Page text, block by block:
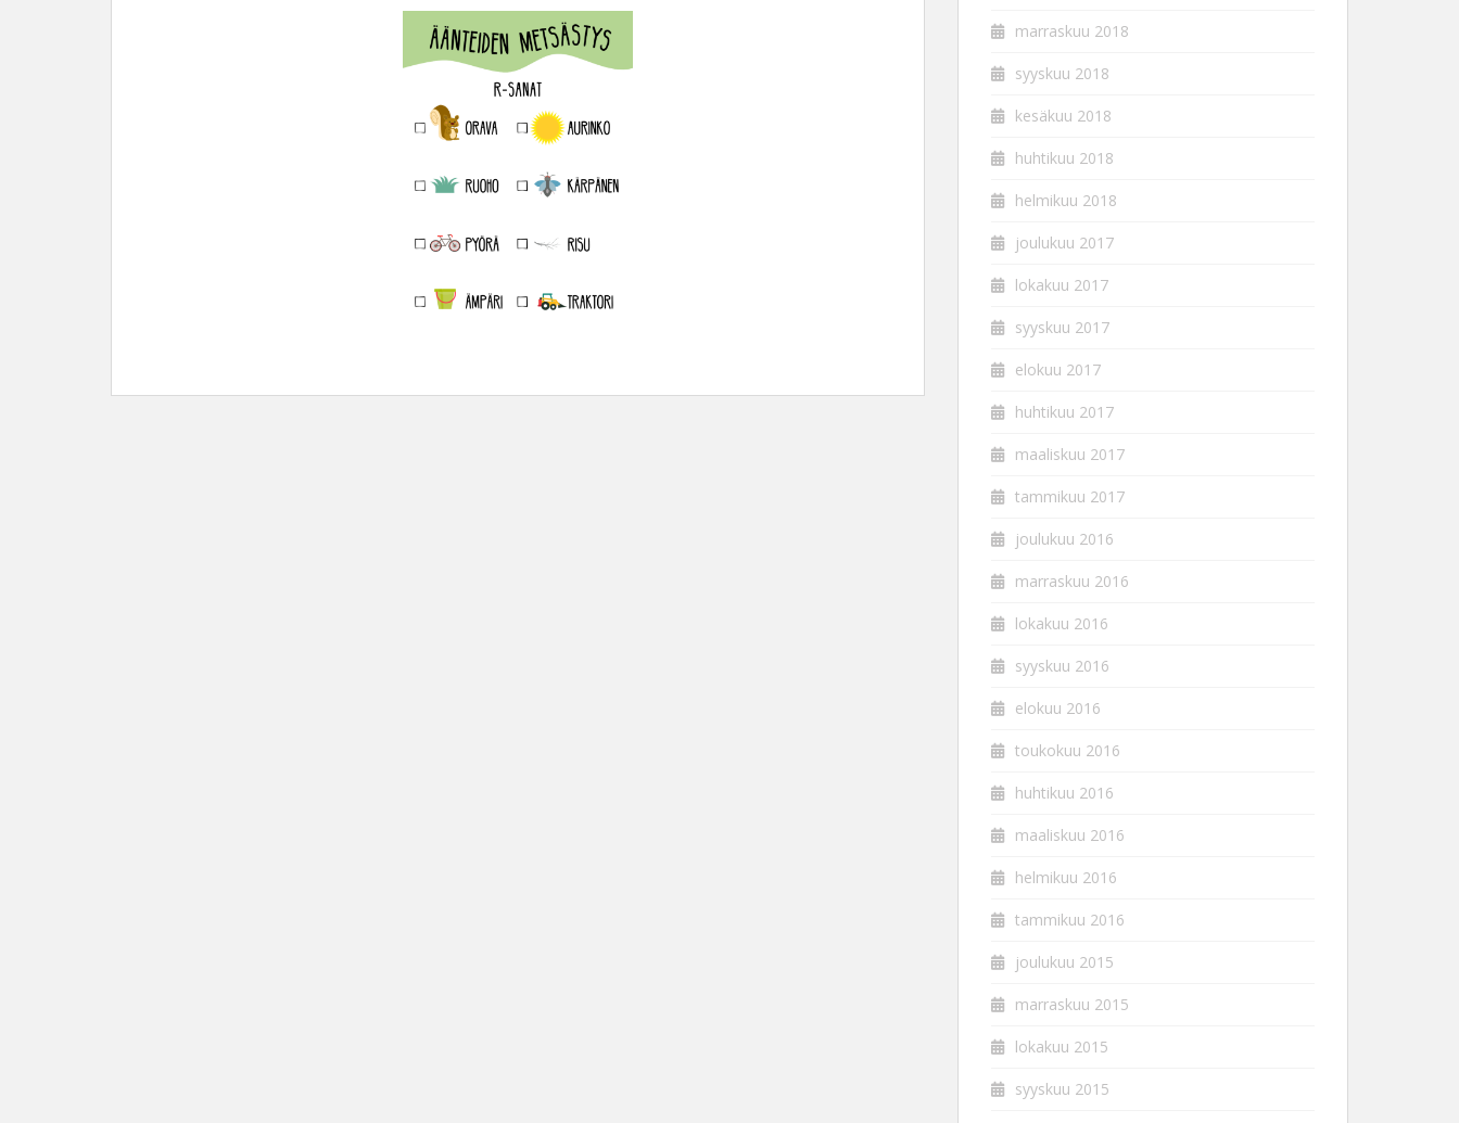
marraskuu 2018
syyskuu 2018
kesäkuu 2018
huhtikuu 2018
helmikuu 2018
joulukuu 2017
lokakuu 2017
syyskuu 2017
elokuu 2017
huhtikuu 2017
maaliskuu 2017
tammikuu 2017
joulukuu 2016
marraskuu 2016
lokakuu 2016
syyskuu 2016
elokuu 2016
toukokuu 2016
huhtikuu 2016
maaliskuu 2016
helmikuu 2016
tammikuu 2016
joulukuu 2015
marraskuu 2015
lokakuu 2015
syyskuu 2015